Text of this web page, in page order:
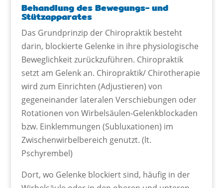
Behandlung des Bewegungs- und
Stützapparates
Das Grundprinzip der Chiropraktik besteht
darin, blockierte Gelenke in ihre physiologische
Beweglichkeit zurückzuführen. Chiropraktik
setzt am Gelenk an. Chiropraktik/ Chirotherapie
wird zum Einrichten (Adjustieren) von
gegeneinander lateralen Verschiebungen oder
Rotationen von Wirbelsäulen-Gelenkblockaden
bzw. Einklemmungen (Subluxationen) im
Zwischenwirbelbereich genutzt. (lt.
Pschyrembel)
Dort, wo Gelenke blockiert sind, häufig in der